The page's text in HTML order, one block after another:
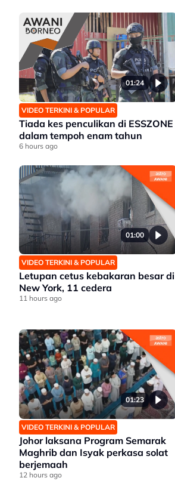
01:24
VIDEO TERKINI & POPULAR
Tiada kes penculikan di ESSZONE
dalam tempoh enam tahun
6 hours ago
01:00
VIDEO TERKINI & POPULAR
Letupan cetus kebakaran besar di
New York, 11 cedera
11 hours ago
01:23
VIDEO TERKINI & POPULAR
Johor laksana Program Semarak
Maghrib dan Isyak perkasa solat
berjemaah
12 hours ago